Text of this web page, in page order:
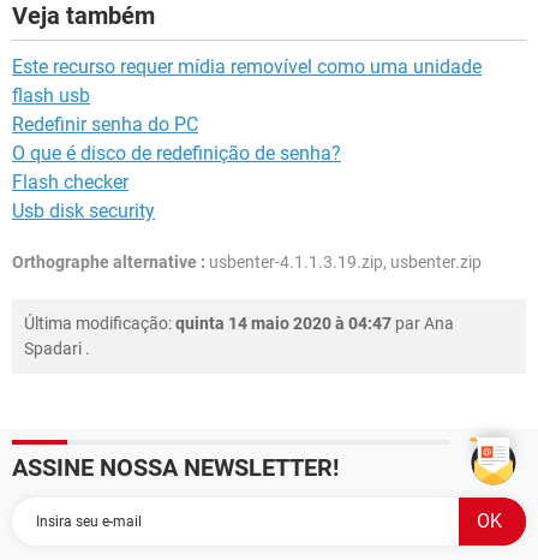
Veja também
Este recurso requer mídia removível como uma unidade
flash usb
Redefinir senha do PC
O que é disco de redefinição de senha?
Flash checker
Usb disk security
Orthographe alternative : usbenter-4.1.1.3.19.zip, usbenter.zip
Última modificação:quinta 14 maio 2020 à 04:47 parAna
Spadari .
ASSINE NOSSA NEWSLETTER!